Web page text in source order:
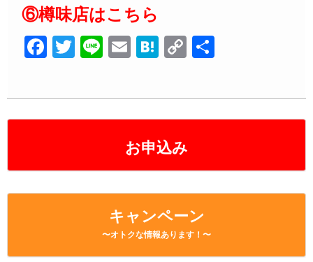
お申込み
キャンペーン
〜オトクな情報あります！〜
⑥樽味店はこちら
F
c
e
T
tt
er
Li
e
E
ail
H
e
n
a
C
p
y
n